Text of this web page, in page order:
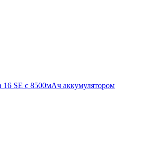
SE с 8500мАч аккумулятором